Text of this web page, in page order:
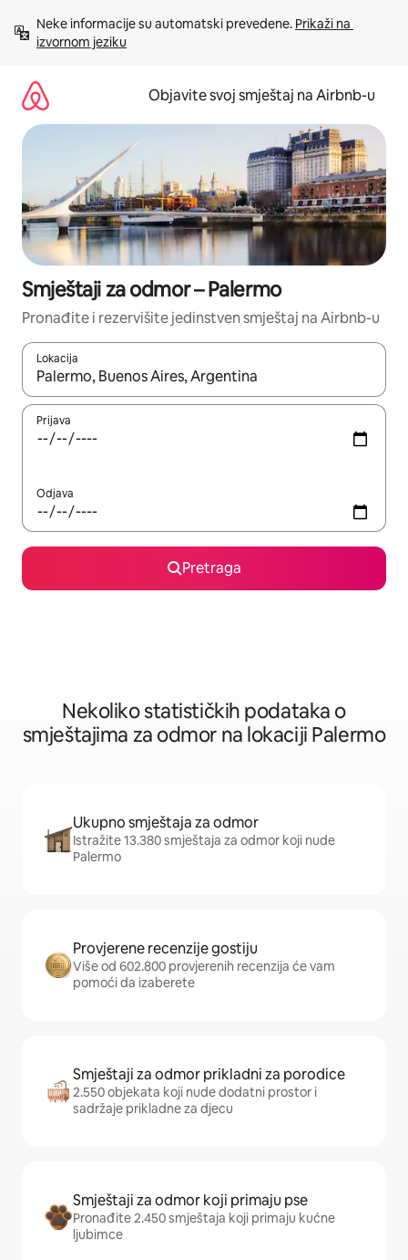
sadržaj
Neke informacije su automatski prevedene. Prikaži na
izvornom jeziku
Objavite svoj smještaj na Airbnb-u
Smještaji za odmor – Palermo
Pronađite i rezervišite jedinstven smještaj na Airbnb-u
Lokacija
Kad su rezultati dostupni, možete da se krećete kroz njih
Prijava
Odjava
Pretraga
Nekoliko statističkih podataka o
smještajima za odmor na lokaciji Palermo
Ukupno smještaja za odmor
Istražite 13.380 smještaja za odmor koji nude
Palermo
Provjerene recenzije gostiju
Više od 602.800 provjerenih recenzija će vam
pomoći da izaberete
Smještaji za odmor prikladni za porodice
2.550 objekata koji nude dodatni prostor i
sadržaje prikladne za djecu
Smještaji za odmor koji primaju pse
Pronađite 2.450 smještaja koji primaju kućne
ljubimce